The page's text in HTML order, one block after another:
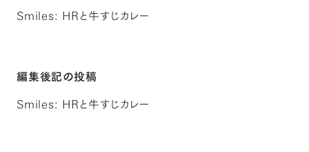
Smiles: HRと牛すじカレー
編集後記の投稿
Smiles: HRと牛すじカレー